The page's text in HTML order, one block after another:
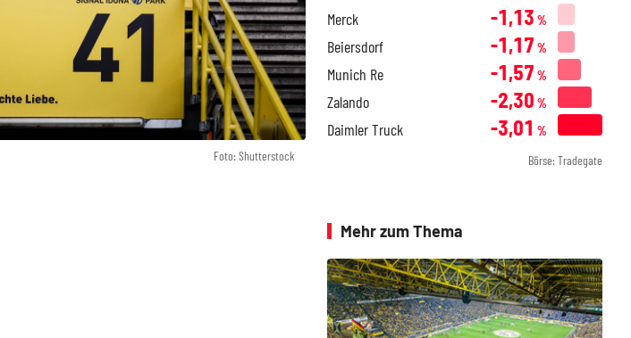
Foto: Shutterstock
Merck -1,13 %
Beiersdorf -1,17 %
Munich Re -1,57 %
Zalando -2,30 %
Daimler Truck -3,01 %
Börse: Tradegate
Mehr zum Thema